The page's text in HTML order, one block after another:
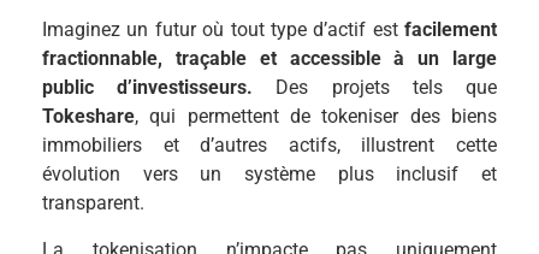
Imaginez un futur où tout type d’actif est facilement
fractionnable, traçable et accessible à un large
public d’investisseurs. Des projets tels que
Tokeshare, qui permettent de tokeniser des biens
immobiliers et d’autres actifs, illustrent cette
évolution vers un système plus inclusif et
transparent.